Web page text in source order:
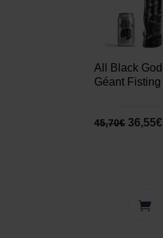
All Black
Géant Fisting
45,70€ 36,55€